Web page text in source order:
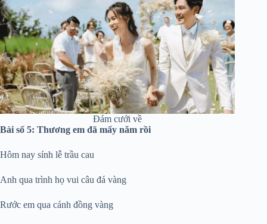
Đám cưới về
Bài số 5: Thương em đã mấy năm rồi
Hôm nay sính lễ trầu cau
Anh qua trình họ vui câu đá vàng
Rước em qua cánh đồng vàng